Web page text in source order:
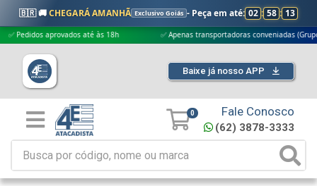
🇧🇷 🚚CHEGARÁ AMANHÃ Exclusivo Goiás - Peça em até: 02 : 58 : 12
aprovados até às 18h ✅ Apenas transportadoras conveniadas (Grupo G5)
Baixe já nosso APP
0 Fale Conosco
(62) 3878-3333